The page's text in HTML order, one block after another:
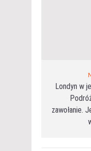
Londyn w
zawołanie.